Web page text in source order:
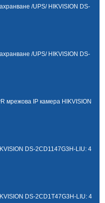
/UPS/ HIKVISION DS-
/UPS/ HIKVISION DS-
мрежова IP камера HIKVISION
DS-2CD1147G3H-LIU: 4
DS-2CD1T47G3H-LIU: 4